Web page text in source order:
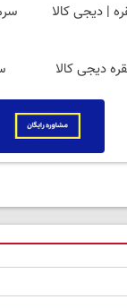
| دیجی کالا
دیجی کالا